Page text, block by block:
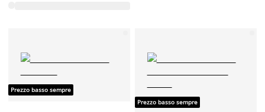
Prezzo basso sempre
Prezzo basso sempre